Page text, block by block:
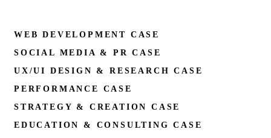
WEB DEVELOPMENT CASE
SOCIAL MEDIA & PR CASE
UX/UI DESIGN & RESEARCH CASE
PERFORMANCE CASE
STRATEGY & CREATION CASE
EDUCATION & CONSULTING CASE